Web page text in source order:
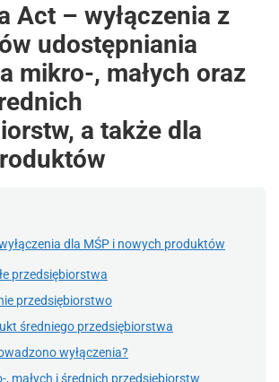
Act – wyłączenia z
udostępniania
mikro-, małych oraz
a także dla
dla MŚP i nowych produktów
przedsiębiorstwa
przedsiębiorstwo
średniego przedsiębiorstwa
wyłączenia?
, małych i średnich przedsiębiorstw